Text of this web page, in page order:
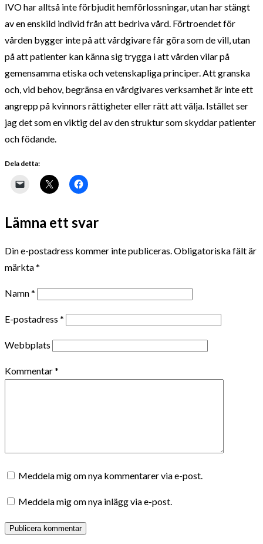
IVO har alltså inte förbjudit hemförlossningar, utan har stängt
av en enskild individ från att bedriva vård. Förtroendet för
vården bygger inte på att vårdgivare får göra som de vill, utan
på att patienter kan känna sig trygga i att vården vilar på
gemensamma etiska och vetenskapliga principer. Att granska
och, vid behov, begränsa en vårdgivares verksamhet är inte ett
angrepp på kvinnors rättigheter eller rätt att välja. Istället ser
jag det som en viktig del av den struktur som skyddar patienter
och födande.
Dela detta:
Lämna ett svar
Din e-postadress kommer inte publiceras. Obligatoriska fält är
märkta*
Namn*
E-postadress *
Webbplats
Kommentar*
Meddela mig om nya kommentarer via e-post.
Meddela mig om nya inlägg via e-post.